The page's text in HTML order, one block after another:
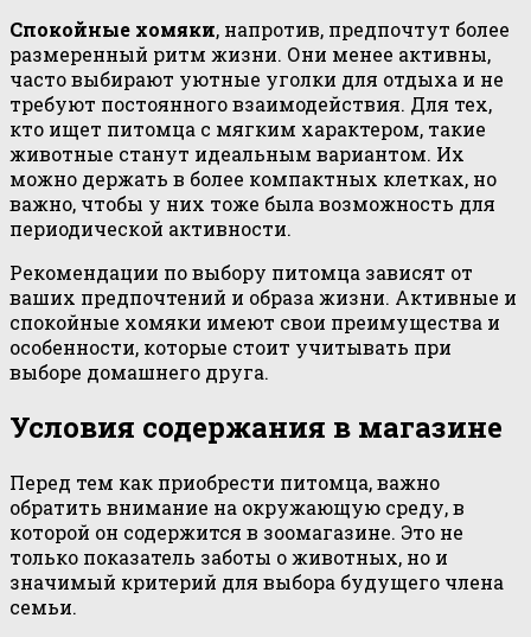
Спокойные хомяки, напротив, предпочтут более
размеренный ритм жизни. Они менее активны,
часто выбирают уютные уголки для отдыха и не
требуют постоянного взаимодействия. Для тех,
кто ищет питомца с мягким характером, такие
животные станут идеальным вариантом. Их
можно держать в более компактных клетках, но
важно, чтобы у них тоже была возможность для
периодической активности.
Рекомендации по выбору питомца зависят от
ваших предпочтений и образа жизни. Активные и
спокойные хомяки имеют свои преимущества и
особенности, которые стоит учитывать при
выборе домашнего друга.
Условия содержания в магазине
Перед тем как приобрести питомца, важно
обратить внимание на окружающую среду, в
которой он содержится в зоомагазине. Это не
только показатель заботы о животных, но и
значимый критерий для выбора будущего члена
семьи.